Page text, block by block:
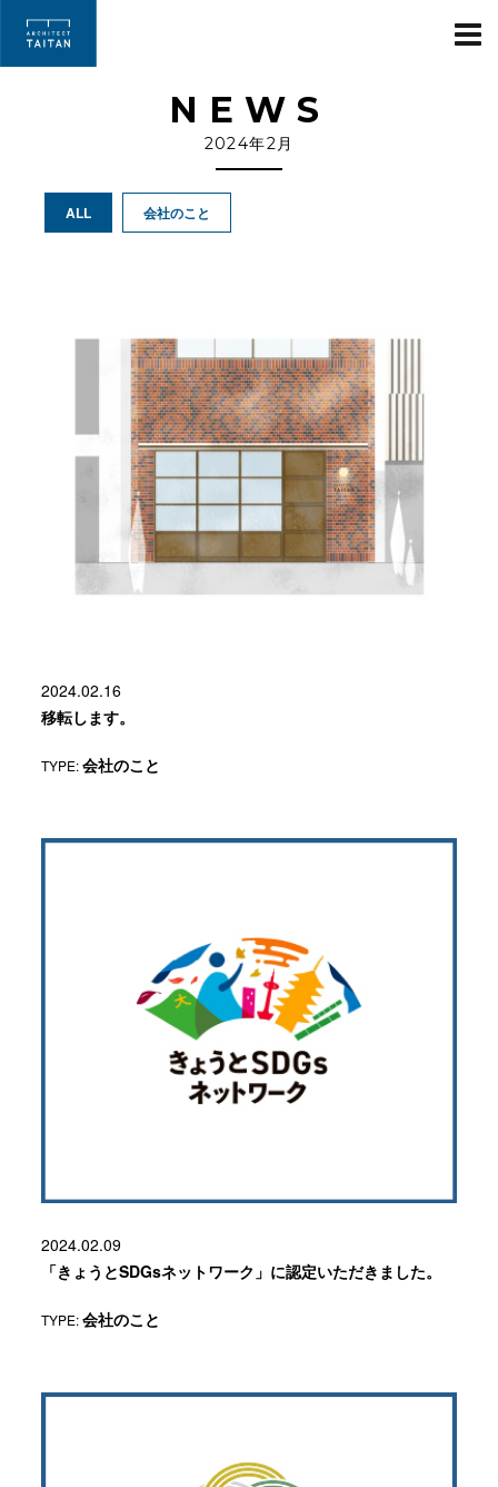
ARCHITECT TAITAN
NEWS
2024年2月
ALL 会社のこと
2024.02.16
移転します。
TYPE:会社のこと
2024.02.09
「きょうとSDGsネットワーク」に認定いただきました。
TYPE:会社のこと